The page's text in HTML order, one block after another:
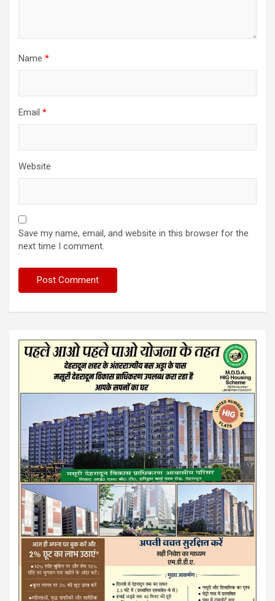
Name *
Email *
Website
Save my name, email, and website in this browser for the
next time I comment.